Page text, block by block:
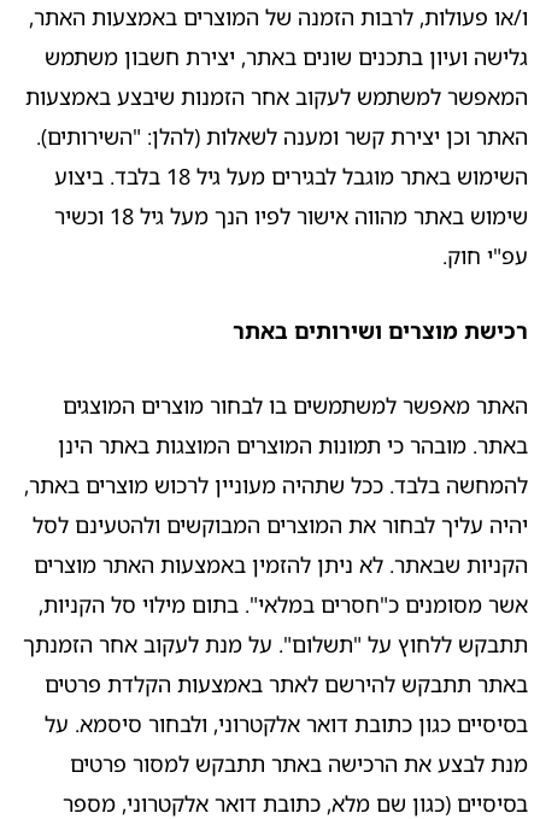
ו/או פעולות, לרבות הזמנה של המוצרים באמצעות האתר,
גלישה ועיון בתכנים שונים באתר, יצירת חשבון משתמש
המאפשר למשתמש לעקוב אחר הזמנות שיבצע באמצעות
האתר וכן יצירת קשר ומענה לשאלות (להלן: "השירותים).
השימוש באתר מוגבל לבגירים מעל גיל 18 בלבד. ביצוע
שימוש באתר מהווה אישור לפיו הנך מעל גיל 18 וכשיר
עפ"י חוק.
רכישת מוצרים ושירותים באתר
האתר מאפשר למשתמשים בו לבחור מוצרים המוצגים
באתר. מובהר כי תמונות המוצרים המוצגות באתר הינן
להמחשה בלבד. ככל שתהיה מעוניין לרכוש מוצרים באתר,
יהיה עליך לבחור את המוצרים המבוקשים ולהטעינם לסל
הקניות שבאתר. לא ניתן להזמין באמצעות האתר מוצרים
אשר מסומנים כ"חסרים במלאי". בתום מילוי סל הקניות,
תתבקש ללחוץ על "תשלום". על מנת לעקוב אחר הזמנתך
באתר תתבקש להירשם לאתר באמצעות הקלדת פרטים
בסיסיים כגון כתובת דואר אלקטרוני, ולבחור סיסמא. על
מנת לבצע את הרכישה באתר תתבקש למסור פרטים
בסיסיים (כגון שם מלא, כתובת דואר אלקטרוני, מספר